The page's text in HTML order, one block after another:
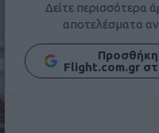
Δείτε περισσότερα
αποτελέσματα
Flight.com.gr